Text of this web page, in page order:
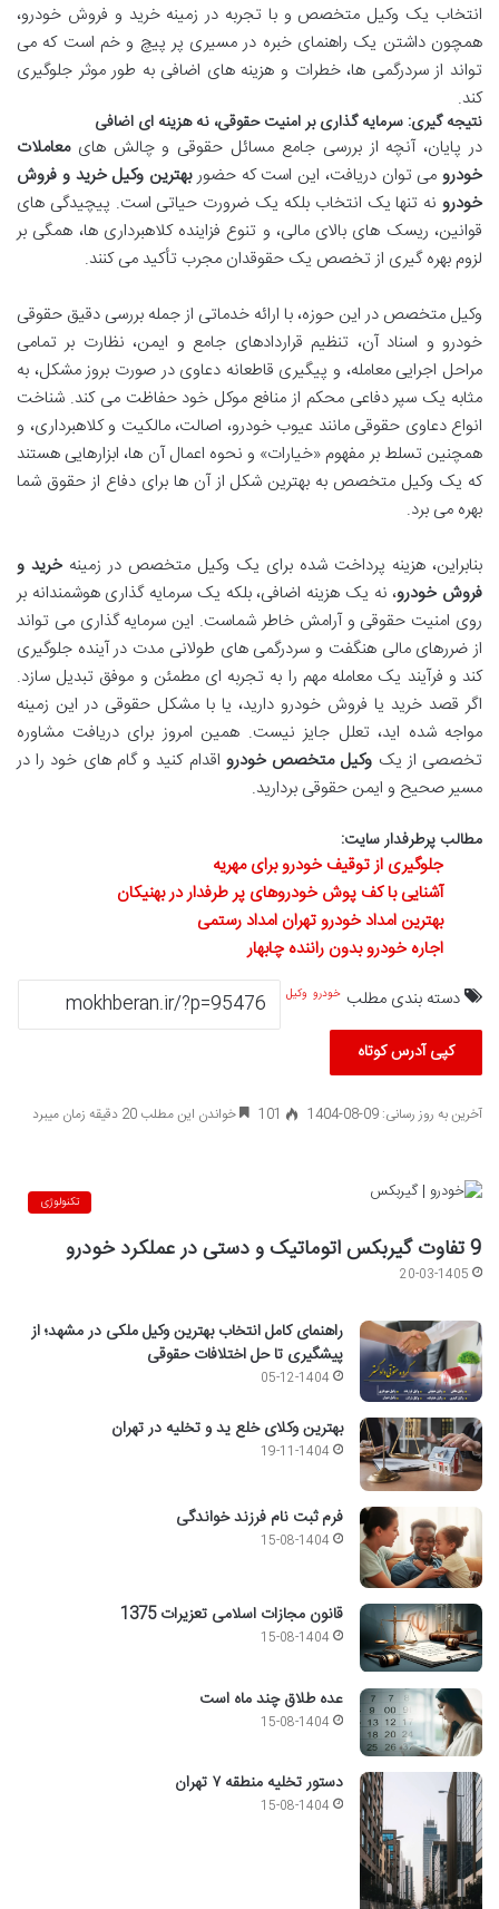
انتخاب یک وکیل متخصص و با تجربه در زمینه خرید و فروش خودرو،
همچون داشتن یک راهنمای خبره در مسیری پر پیچ و خم است که می
تواند از سردرگمی ها، خطرات و هزینه های اضافی به طور موثر جلوگیری
کند.
نتیجه گیری: سرمایه گذاری بر امنیت حقوقی، نه هزینه ای اضافی
در پایان، آنچه از بررسی جامع مسائل حقوقی و چالش هایمعاملات
خودرو می توان دریافت، این است که حضوربهترین وکیل خرید و فروش
خودرو نه تنها یک انتخاب بلکه یک ضرورت حیاتی است. پیچیدگی های
قوانین، ریسک های بالای مالی، و تنوع فزاینده کلاهبرداری ها، همگی بر
لزوم بهره گیری از تخصص یک حقوقدان مجرب تأکید می کنند.
وکیل متخصص در این حوزه، با ارائه خدماتی از جمله بررسی دقیق حقوقی
خودرو و اسناد آن، تنظیم قراردادهای جامع و ایمن، نظارت بر تمامی
مراحل اجرایی معامله، و پیگیری قاطعانه دعاوی در صورت بروز مشکل، به
مثابه یک سپر دفاعی محکم از منافع موکل خود حفاظت می کند. شناخت
انواع دعاوی حقوقی مانند عیوب خودرو، اصالت، مالکیت و کلاهبرداری، و
همچنین تسلط بر مفهوم «خیارات» و نحوه اعمال آن ها، ابزارهایی هستند
که یک وکیل متخصص به بهترین شکل از آن ها برای دفاع از حقوق شما
بهره می برد.
بنابراین، هزینه پرداخت شده برای یک وکیل متخصص در زمینهخرید و
فروش خودرو، نه یک هزینه اضافی، بلکه یک سرمایه گذاری هوشمندانه بر
روی امنیت حقوقی و آرامش خاطر شماست. این سرمایه گذاری می تواند
از ضررهای مالی هنگفت و سردرگمی های طولانی مدت در آینده جلوگیری
کند و فرآیند یک معامله مهم را به تجربه ای مطمئن و موفق تبدیل سازد.
اگر قصد خرید یا فروش خودرو دارید، یا با مشکل حقوقی در این زمینه
مواجه شده اید، تعلل جایز نیست. همین امروز برای دریافت مشاوره
تخصصی از یک وکیل متخصص خودرو اقدام کنید و گام های خود را در
مسیر صحیح و ایمن حقوقی بردارید.
مطالب پرطرفدار سایت:
جلوگیری از توقیف خودرو برای مهریه
آشنایی با کف پوش خودروهای پر طرفدار در بهنیکان
بهترین امداد خودرو تهران امداد رستمی
اجاره خودرو بدون راننده چابهار
دسته بندی مطلب خودرو وکیل
کپی آدرس کوتاه
آخرین به روز رسانی: 09-08-1404 101 خواندن این مطلب 20 دقیقه زمان میبرد
تکنولوژی
9 تفاوت گیربکس اتوماتیک و دستی در عملکرد خودرو
20-03-1405
راهنمای کامل انتخاب بهترین وکیل ملکی در مشهد؛ از
پیشگیری تا حل اختلافات حقوقی
05-12-1404
بهترین وکلای خلع ید و تخلیه در تهران
19-11-1404
فرم ثبت نام فرزند خواندگی
15-08-1404
قانون مجازات اسلامی تعزیرات 1375
15-08-1404
عده طلاق چند ماه است
15-08-1404
دستور تخلیه منطقه ۷ تهران
15-08-1404